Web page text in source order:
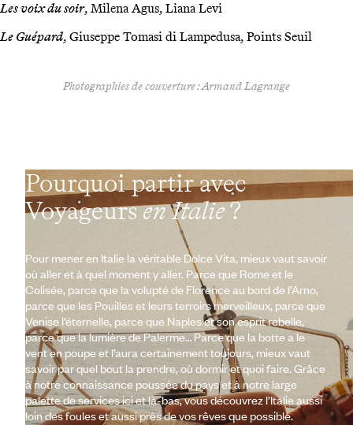
Les voix du soir, Milena Agus, Liana Levi
Le Guépard, Giuseppe Tomasi di Lampedusa, Points Seuil
Photographies de couverture :Armand Lagrange
Pourquoi partir avec
Voyageursen Italie?
Pour mener en Italie la véritable Dolce Vita, mieux vaut savoir
où aller et à quel moment y aller. Parce que Rome et le
Colisée, parce que la volupté de Florence au bord de l’Arno,
parce que les Pouilles et leurs terroirs merveilleux, parce que
Venise l’éternelle, parce que Naples et son esprit rebelle,
parce que la lumière de Palerme… Parce que la botte a le
vent en poupe et l’aura certainement toujours, mieux vaut
savoir par quel bout la prendre, où dormir et quoi faire. Grâce
à notre connaissance poussée du pays et à notre large
palette de services ici et là-bas, vous découvrez l’Italie aussi
loin des foules et aussi près de vos rêves que possible.